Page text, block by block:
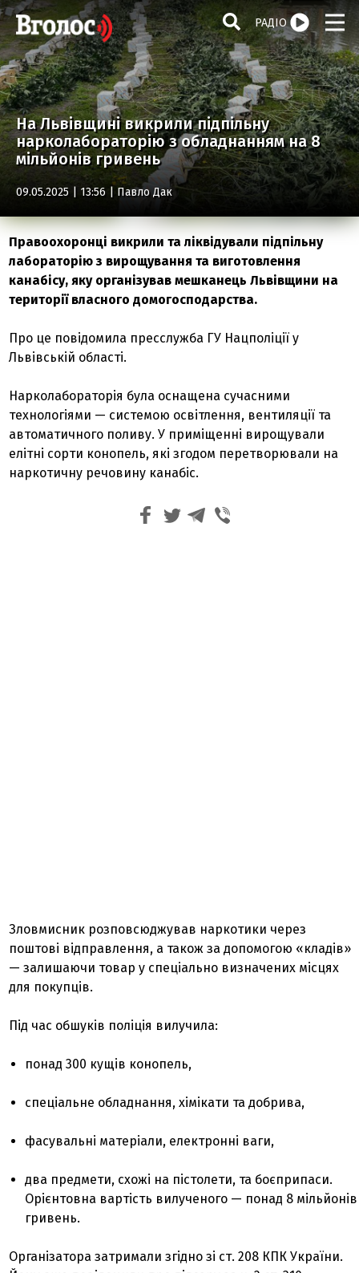
РАДІО
На Львівщині викрили підпільну
нарколабораторію з обладнанням на 8
мільйонів гривень
09.05.2025 | 13:56 | Павло Дак
Правоохоронці викрили та ліквідували підпільну
лабораторію з вирощування та виготовлення
канабісу, яку організував мешканець Львівщини на
території власного домогосподарства.
Про це повідомила пресслужба ГУ Нацполіції у
Львівській області.
Нарколабораторія була оснащена сучасними
технологіями — системою освітлення, вентиляції та
автоматичного поливу. У приміщенні вирощували
елітні сорти конопель, які згодом перетворювали на
наркотичну речовину канабіс.
Зловмисник розповсюджував наркотики через
поштові відправлення, а також за допомогою «кладів»
— залишаючи товар у спеціально визначених місцях
для покупців.
Під час обшуків поліція вилучила:
понад 300 кущів конопель,
спеціальне обладнання, хімікати та добрива,
фасувальні матеріали, електронні ваги,
два предмети, схожі на пістолети, та боєприпаси.
Орієнтовна вартість вилученого — понад 8 мільйонів
гривень.
Організатора затримали згідно зі ст. 208 КПК України.